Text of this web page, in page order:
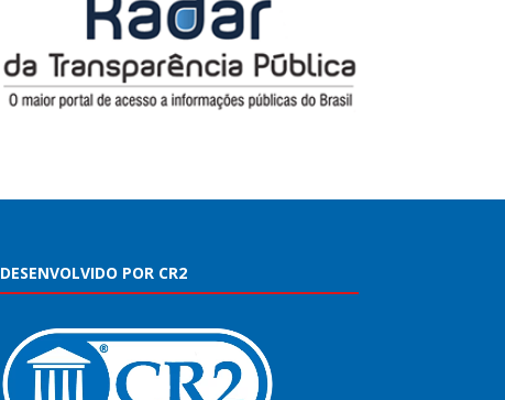
DESENVOLVIDO POR CR2